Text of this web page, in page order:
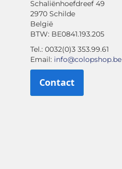
Schaliënhoefdreef 49
2970 Schilde
België
BTW: BE0841.193.205
Tel.: 0032(0)3 353.99.61
Email: info@colopshop.be
Contact